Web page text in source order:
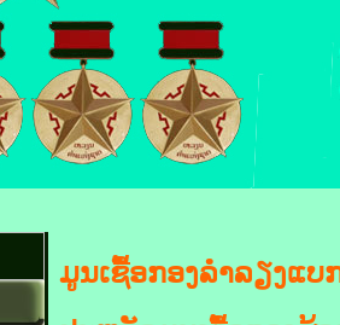
ມູນເຊື້ອກອງລຳລຽງແບ